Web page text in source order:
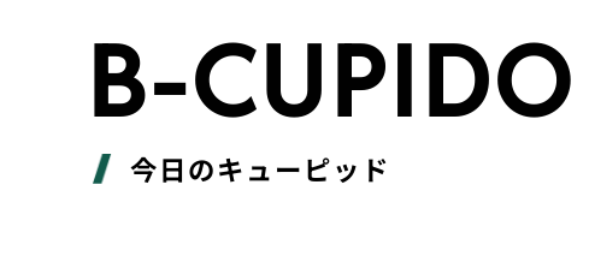
B-CUPIDO
今日のキューピッド